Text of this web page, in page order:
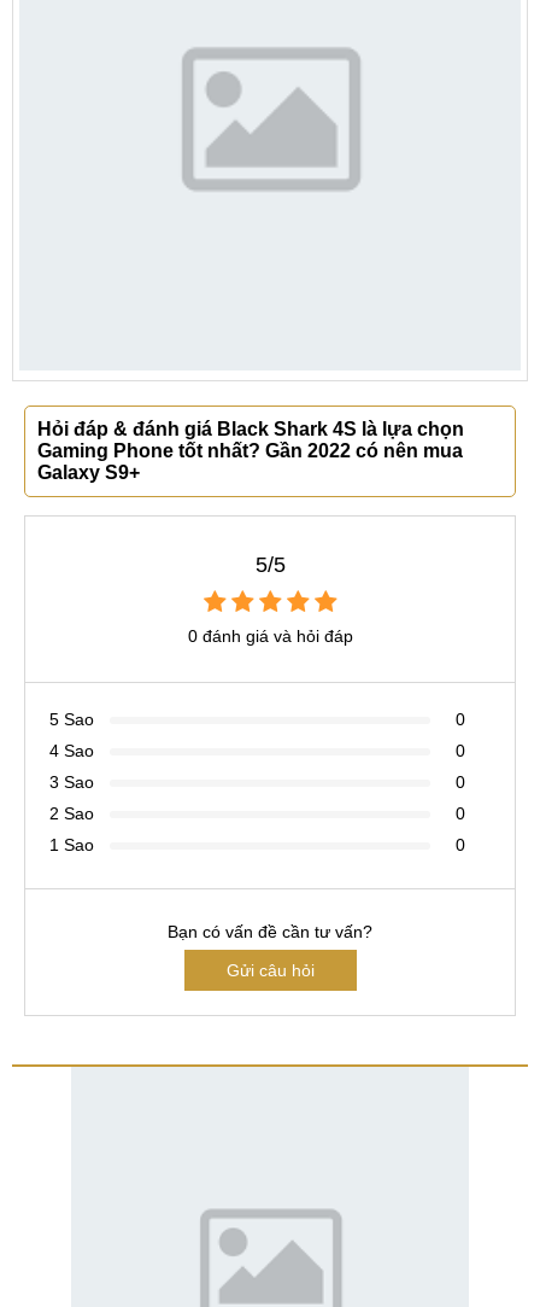
Hỏi đáp & đánh giá Black Shark 4S là lựa chọn
Gaming Phone tốt nhất? Gần 2022 có nên mua
Galaxy S9+
5/5
0 đánh giá và hỏi đáp
5 Sao
0
4 Sao
0
3 Sao
0
2 Sao
0
1 Sao
0
Bạn có vấn đề cần tư vấn?
Gửi câu hỏi